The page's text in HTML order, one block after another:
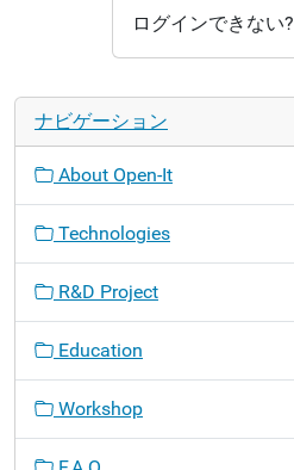
ログインできない?
ナビゲーション
About Open-It
Technologies
R&D Project
Education
Workshop